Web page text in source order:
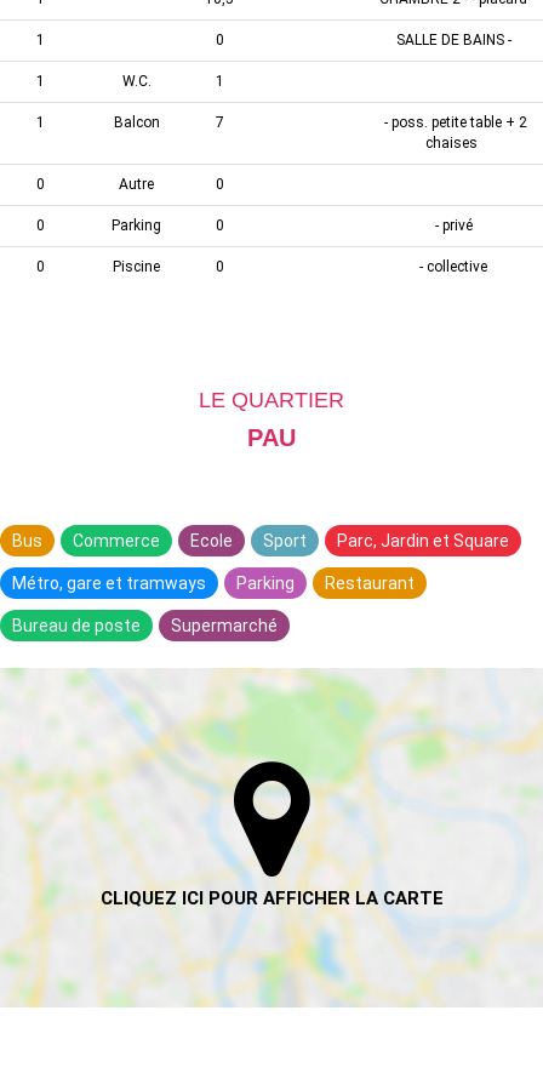
1 0 SALLE DE BAINS -
1 W.C. 1
1 Balcon 7
- poss. petite table + 2
chaises
0 Autre 0
0 Parking 0 - privé
0 Piscine 0 - collective
LE QUARTIER
PAU
Bus Commerce Ecole Sport Parc, Jardin et Square
Métro, gare et tramways Parking Restaurant
Bureau de poste Supermarché